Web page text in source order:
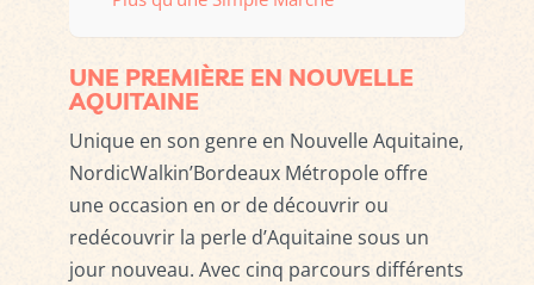
UNE PREMIÈRE EN NOUVELLE
AQUITAINE
Unique en son genre en Nouvelle Aquitaine,
NordicWalkin’Bordeaux Métropole offre
une occasion en or de découvrir ou
redécouvrir la perle d’Aquitaine sous un
jour nouveau. Avec cinq parcours différents